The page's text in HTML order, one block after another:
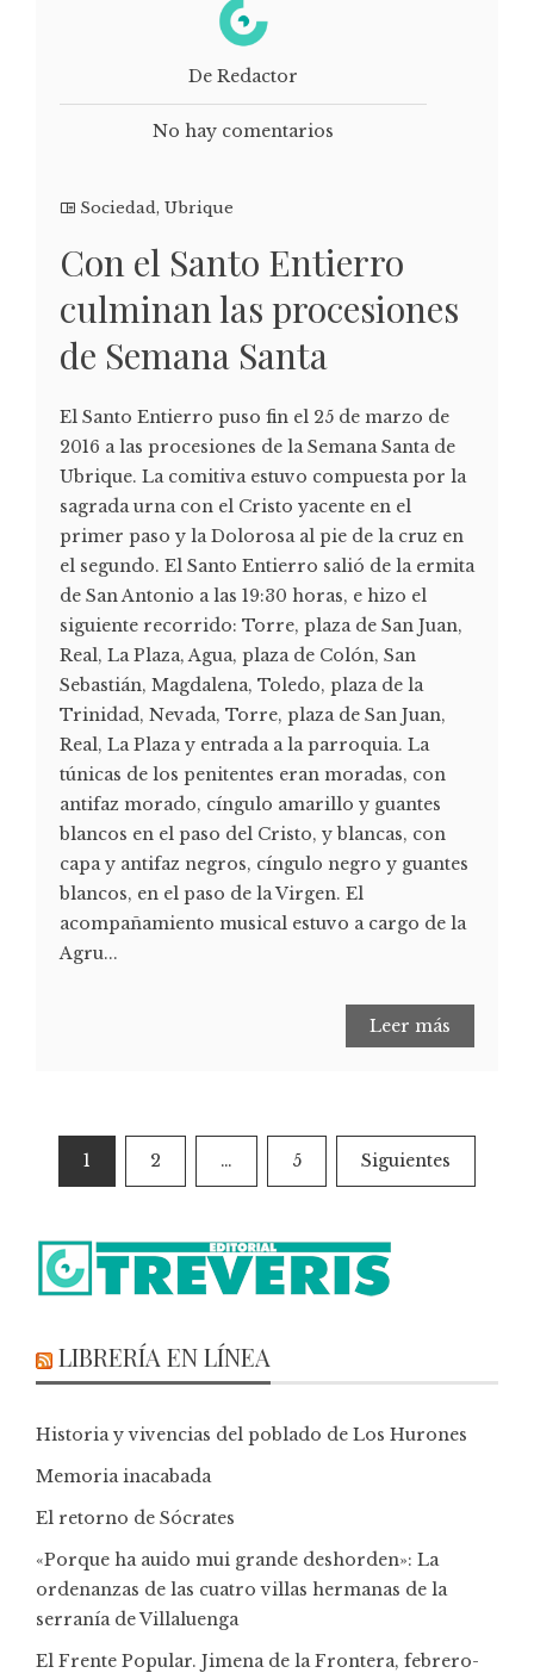
De Redactor
No hay comentarios
Sociedad, Ubrique
Con el Santo Entierro
culminan las procesiones
de Semana Santa
El Santo Entierro puso fin el 25 de marzo de
2016 a las procesiones de la Semana Santa de
Ubrique. La comitiva estuvo compuesta por la
sagrada urna con el Cristo yacente en el
primer paso y la Dolorosa al pie de la cruz en
el segundo. El Santo Entierro salió de la ermita
de San Antonio a las 19:30 horas, e hizo el
siguiente recorrido: Torre, plaza de San Juan,
Real, La Plaza, Agua, plaza de Colón, San
Sebastián, Magdalena, Toledo, plaza de la
Trinidad, Nevada, Torre, plaza de San Juan,
Real, La Plaza y entrada a la parroquia. La
túnicas de los penitentes eran moradas, con
antifaz morado, cíngulo amarillo y guantes
blancos en el paso del Cristo, y blancas, con
capa y antifaz negros, cíngulo negro y guantes
blancos, en el paso de la Virgen. El
acompañamiento musical estuvo a cargo de la
Agru...
Leer más
1 2 … 5 Siguientes
LIBRERÍA EN LÍNEA
Historia y vivencias del poblado de Los Hurones
Memoria inacabada
El retorno de Sócrates
«Porque ha auido mui grande deshorden»: La
ordenanzas de las cuatro villas hermanas de la
serranía de Villaluenga
El Frente Popular. Jimena de la Frontera, febrero-